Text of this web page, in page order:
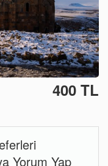
400 TL
Yorum Yap